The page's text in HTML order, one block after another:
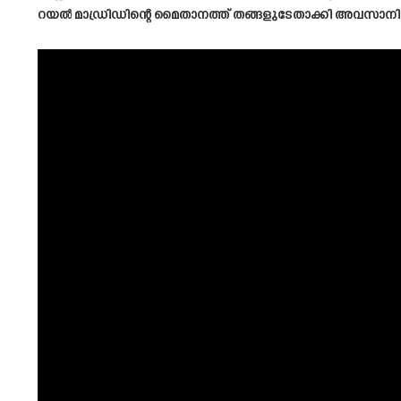
റയൽ മാഡ്രിഡിന്റെ മൈതാനത്ത് തങ്ങളുടേതാക്കി